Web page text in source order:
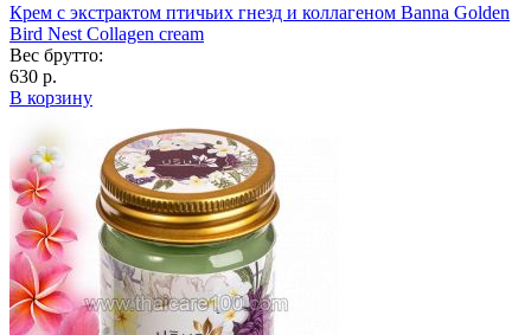
Крем с экстрактом птичьих гнезд и коллагеном Banna Golden
Bird Nest Collagen cream
Вес брутто:
630 р.
В корзину